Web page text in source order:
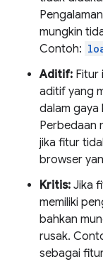
mungkin
Contoh:
Aditif: Fitur
aditif yang
dalam gaya
Perbedaan
jika fitur
browser
Kritis: Jika
memiliki
bahkan
rusak.
sebagai